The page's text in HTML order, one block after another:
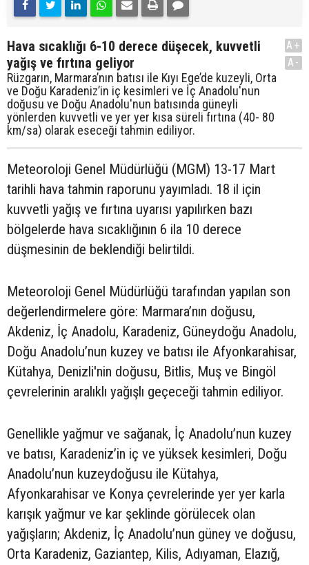
Hava sıcaklığı 6-10 derece düşecek, kuvvetli
yağış ve fırtına geliyor
Rüzgarın, Marmara’nın batısı ile Kıyı Ege’de kuzeyli, Orta
ve Doğu Karadeniz’in iç kesimleri ve İç Anadolu'nun
doğusu ve Doğu Anadolu'nun batısında güneyli
yönlerden kuvvetli ve yer yer kısa süreli fırtına (40- 80
km/sa) olarak eseceği tahmin ediliyor.
A+
A-
Meteoroloji Genel Müdürlüğü (MGM) 13-17 Mart
tarihli hava tahmin raporunu yayımladı. 18 il için
kuvvetli yağış ve fırtına uyarısı yapılırken bazı
bölgelerde hava sıcaklığının 6 ila 10 derece
düşmesinin de beklendiği belirtildi.
Meteoroloji Genel Müdürlüğü tarafından yapılan son
değerlendirmelere göre: Marmara’nın doğusu,
Akdeniz, İç Anadolu, Karadeniz, Güneydoğu Anadolu,
Doğu Anadolu’nun kuzey ve batısı ile Afyonkarahisar,
Kütahya, Denizli'nin doğusu, Bitlis, Muş ve Bingöl
çevrelerinin aralıklı yağışlı geçeceği tahmin ediliyor.
Genellikle yağmur ve sağanak, İç Anadolu’nun kuzey
ve batısı, Karadeniz’in iç ve yüksek kesimleri, Doğu
Anadolu’nun kuzeydoğusu ile Kütahya,
Afyonkarahisar ve Konya çevrelerinde yer yer karla
karışık yağmur ve kar şeklinde görülecek olan
yağışların; Akdeniz, İç Anadolu’nun güney ve doğusu,
Orta Karadeniz, Gaziantep, Kilis, Adıyaman, Elazığ,